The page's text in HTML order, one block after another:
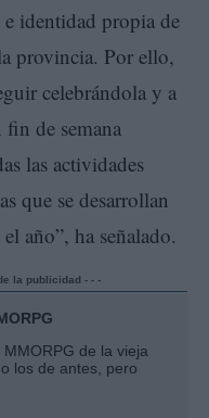
identidad propia de
provincia. Por ello,
celebrándola y a
de semana
las actividades
que se desarrollan
año”, ha señalado.
la publicidad - - -
de la vieja
los de antes, pero